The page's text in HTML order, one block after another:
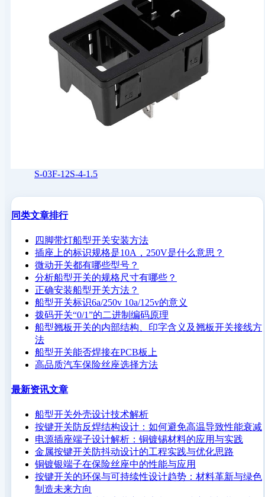
S-03F-12S-4-1.5
同类文章排行
四脚带灯船型开关安装方法
插座上的标识规格是10A，250V是什么意思？
微动开关都有哪些型号？
分析船型开关的规格尺寸有哪些？
正确安装船型开关方法？
船型开关标识6a/250v 10a/125v的意义
拨码开关“0/1”的二进制编码原理
船型翘板开关的内部结构、印字含义及翘板开关接线方
法
船型开关能否焊接在PCB板上
高品质汽车保险丝座选择方法
最新资讯文章
船型开关外壳设计技术解析
按键开关防反焊结构设计：如何避免高温导致性能衰减
电源插座端子设计解析：铜镀锡材料的应用与实践
金属按键开关防抖动设计的工程实践与优化思路
铜镀银端子在保险丝座中的性能与应用
按键开关的环保与可持续性设计趋势：材料革新与绿色
制造未来方向